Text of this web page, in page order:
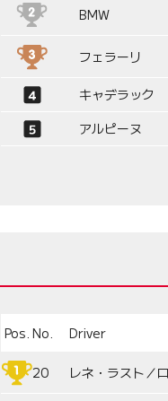
BMW
フェラーリ
キャデラック
アルピーヌ
Pos. No. Driver
20 レネ・ラスト／